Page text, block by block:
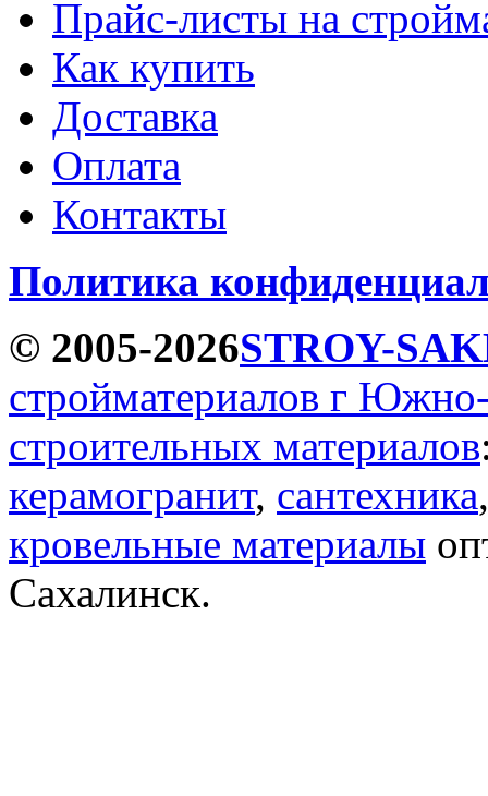
Прайс-листы на
Как купить
Доставка
Оплата
Контакты
Политика
© 2005-2026STROY-
стройматериалов г
строительных материалов
керамогранит, сантехника
кровельные материалы
Сахалинск.